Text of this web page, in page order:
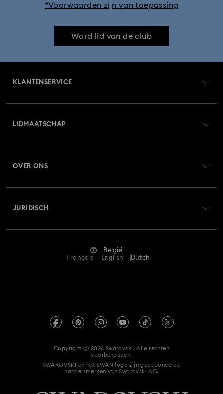
*Voorwaarden zijn van toepassing
Word lid van de club
KLANTENSERVICE
Retourneren en ruilen
Reparatiestatus
Neem contact met ons op
Afspraak maken
LIDMAATSCHAP
OVER ONS
Code of Conduct & Policies
JURIDISCH
Algemene voorwaarden
Informatie over REACH
Toestemmingsverklaring voor gegevensbescherming
België
Français
English Dutch
Copyright ⓒ 2026 Swarovski. Alle rechten
voorbehouden.
SWAROVSKI en het SWAN logo zijn gedeponeerde
handelsmerken van Swarovski AG.